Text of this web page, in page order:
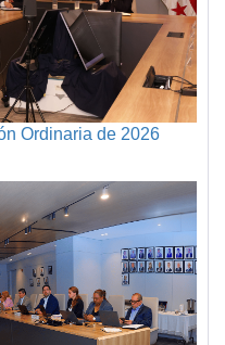
Ordinaria de 2026